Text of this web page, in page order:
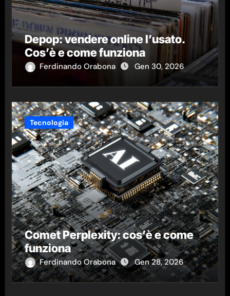
Depop: vendere online l’usato.
Cos’è e come funziona
Ferdinando Orabona Gen 30, 2026
Tecnologia
Comet Perplexity: cos’è e come
funziona
Ferdinando Orabona Gen 28, 2026